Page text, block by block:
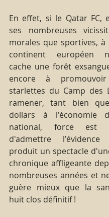
En effet, si le Qatar FC,
ses nombreuses
morales que sportives, à
continent européen
cache une forêt
encore à promouvoir
starlettes du Camp des
ramener, tant bien
dollars à l'économie
national, force est
d'admettre
produit un spectacle
chronique affligeante
nombreuses années et
guère mieux que la
huit clos définitif !